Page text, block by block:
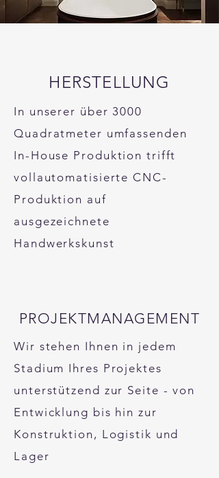
HERSTELLUNG​
In unserer über 3000
Quadratmeter umfassenden
In-House Produktion trifft
vollautomatisierte CNC-
Produktion auf
ausgezeichnete
Handwerkskunst
PROJEKTMANAGEMENT
Wir stehen Ihnen in jedem
Stadium Ihres Projektes
unterstützend zur Seite - von
Entwicklung bis hin zur
Konstruktion, Logistik und
Lager